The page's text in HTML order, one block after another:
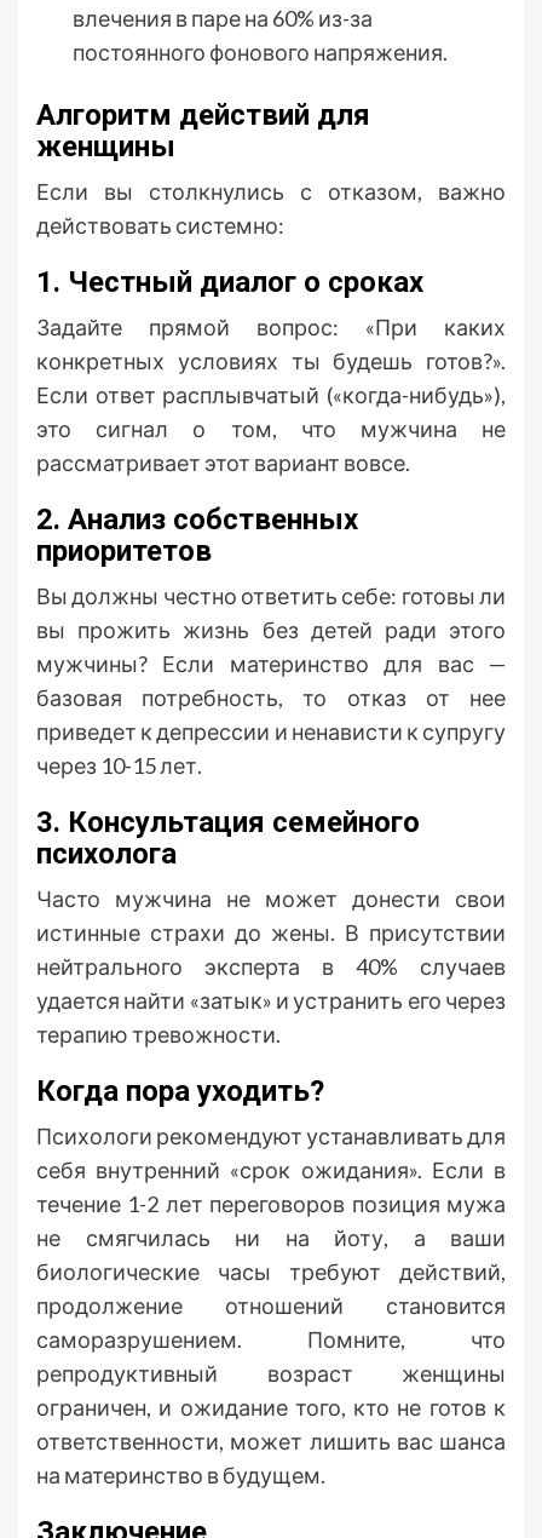
влечения в паре на 60% из-за
постоянного фонового напряжения.
Алгоритм действий для
женщины
Если вы столкнулись с отказом, важно
действовать системно:
1. Честный диалог о сроках
Задайте прямой вопрос: «При каких
конкретных условиях ты будешь готов?».
Если ответ расплывчатый («когда-нибудь»),
это сигнал о том, что мужчина не
рассматривает этот вариант вовсе.
2. Анализ собственных
приоритетов
Вы должны честно ответить себе: готовы ли
вы прожить жизнь без детей ради этого
мужчины? Если материнство для вас —
базовая потребность, то отказ от нее
приведет к депрессии и ненависти к супругу
через 10-15 лет.
3. Консультация семейного
психолога
Часто мужчина не может донести свои
истинные страхи до жены. В присутствии
нейтрального эксперта в 40% случаев
удается найти «затык» и устранить его через
терапию тревожности.
Когда пора уходить?
Психологи рекомендуют устанавливать для
себя внутренний «срок ожидания». Если в
течение 1-2 лет переговоров позиция мужа
не смягчилась ни на йоту, а ваши
биологические часы требуют действий,
продолжение отношений становится
саморазрушением. Помните, что
репродуктивный возраст женщины
ограничен, и ожидание того, кто не готов к
ответственности, может лишить вас шанса
на материнство в будущем.